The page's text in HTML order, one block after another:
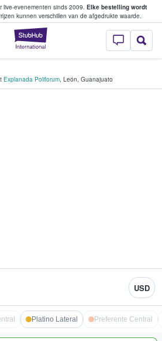
live-evenementen sinds 2009. Elke bestelling wordt
kunnen verschillen van de afgedrukte waarde.
StubHub: waar
en verkopen
Explanada Poliforum, León, Guanajuato
USD
Platino Lateral Preferente Central